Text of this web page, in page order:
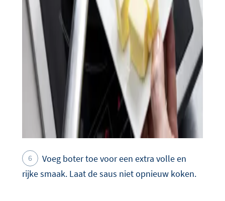
Voeg boter toe voor een extra volle en
rijke smaak. Laat de saus niet opnieuw koken.